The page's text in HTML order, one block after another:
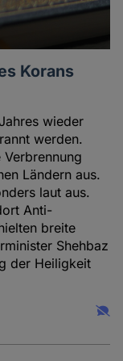
Korans
wieder
werden.
Ländern aus.
laut aus.
Anti-
breite
Shehbaz
der Heiligkeit